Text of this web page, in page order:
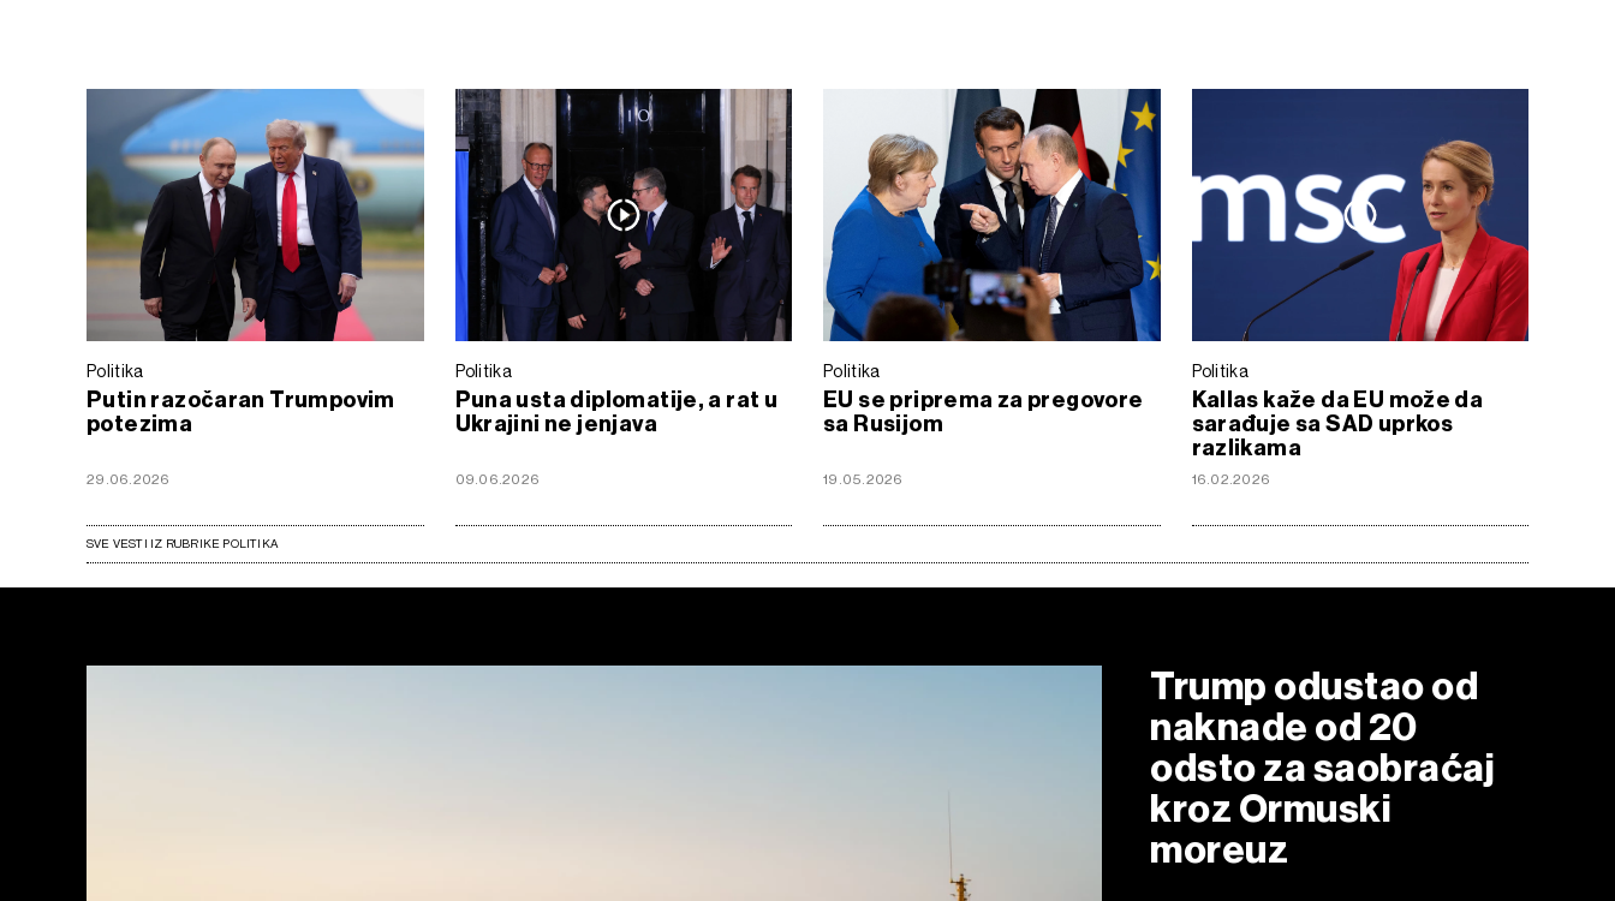
Politika
Putin razočaran Trumpovim
potezima
29.06.2026
Politika
Puna usta diplomatije, a rat u
Ukrajini ne jenjava
09.06.2026
Politika
EU se priprema za pregovore
sa Rusijom
19.05.2026
Politika
Kallas kaže da EU može da
sarađuje sa SAD uprkos
razlikama
16.02.2026
SVE VESTI IZ RUBRIKE POLITIKA
Trump odustao od
naknade od 20
odsto za saobraćaj
kroz Ormuski
moreuz